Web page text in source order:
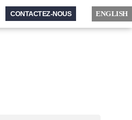
CONTACTEZ-NOUS ENGLISH